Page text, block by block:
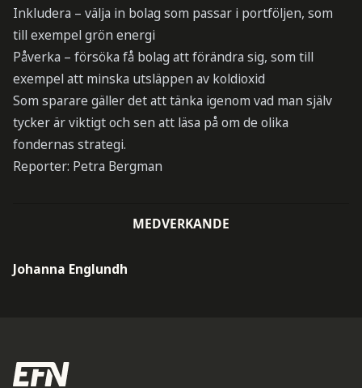
Inkludera – välja in bolag som passar i portföljen, som
till exempel grön energi
Påverka – försöka få bolag att förändra sig, som till
exempel att minska utsläppen av koldioxid
Som sparare gäller det att tänka igenom vad man själv
tycker är viktigt och sen att läsa på om de olika
fondernas strategi.
Reporter: Petra Bergman
MEDVERKANDE
Johanna Englundh